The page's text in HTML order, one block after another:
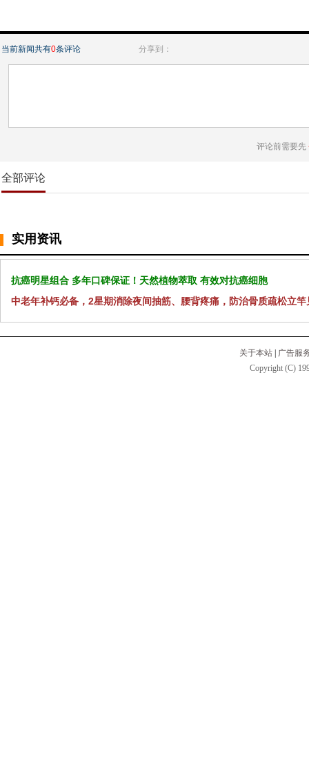
当前新闻共有0条评论 分享到：
评论前需要先
全部评论
实用资讯
抗癌明星组合 多年口碑保证！天然植物萃取 有效对抗癌细胞
中老年补钙必备，2星期消除夜间抽筋、腰背疼痛，防治骨质疏松立竿
关于本站
广告服
Copyright (C)